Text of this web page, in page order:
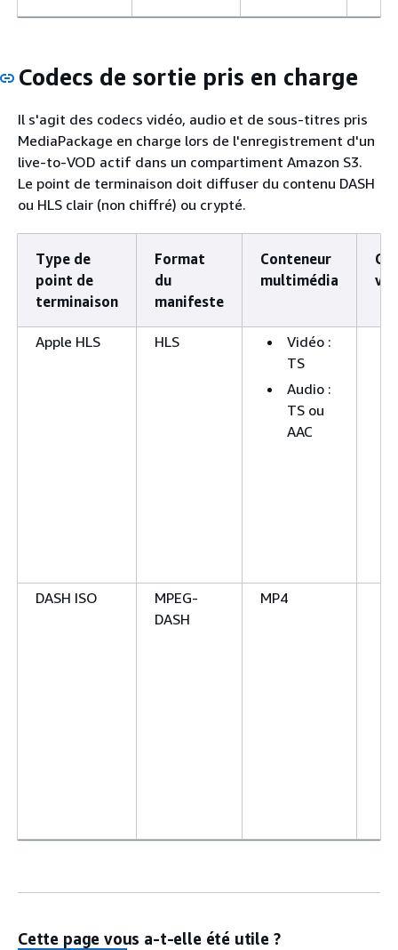
Codecs de sortie pris en charge
Il s'agit des codecs vidéo, audio et de sous-titres pris
MediaPackage en charge lors de l'enregistrement d'un
live-to-VOD actif dans un compartiment Amazon S3.
Le point de terminaison doit diffuser du contenu DASH
ou HLS clair (non chiffré) ou crypté.
Type de
point de
terminaison
Format
du
manifeste
Conteneur
multimédia
Apple HLS HLS
Vidéo :
TS
Audio :
TS ou
AAC
DASH ISO
MPEG-
DASH
MP4
Cette page vous a-t-elle été utile ?